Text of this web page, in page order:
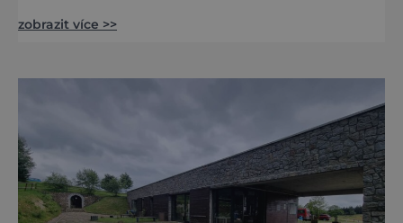
nacisty zničena v roce 1938. Do lázeňského
některé události spojené s touto významnou
zobrazit více >>